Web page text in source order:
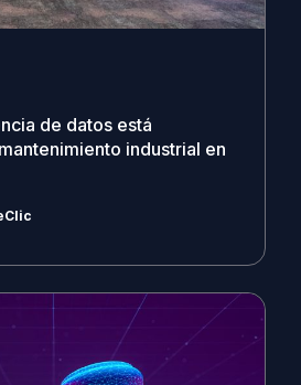
de datos está
industrial en